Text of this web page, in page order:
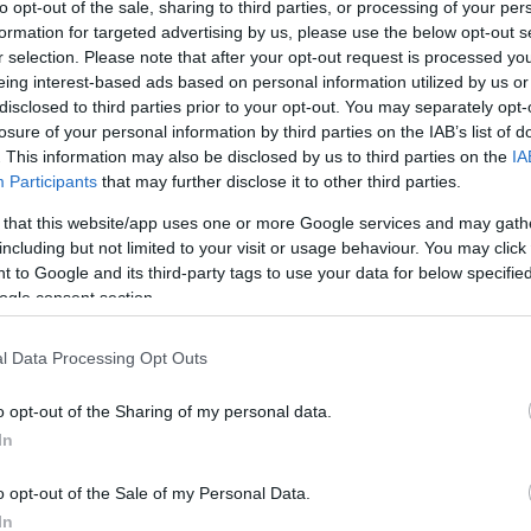
opt-out of the sale, sharing to third parties, or processing of your
for targeted advertising by us, please use the below opt-out
selection. Please note that after your opt-out request is processed
interest-based ads based on personal information utilized by us
to third parties prior to your opt-out. You may separately
of your personal information by third parties on the IAB’s list of
This information may also be disclosed by us to third parties on the
Participants that may further disclose it to other third parties.
that this website/app uses one or more Google services and may
but not limited to your visit or usage behaviour. You may
to Google and its third-party tags to use your data for below
consent section.
Data Processing Opt Outs
opt-out of the Sharing of my personal data.
opt-out of the Sale of my Personal Data.
Minisztérium (ITM) fogyasztóvédelemért felelős
hatóság a karácsonyhoz kapcsolódóan még
a családok, a vállalkozások védelme
ellenőrzéseken egyebek közt nézik a
e blokkot, illetve hiteles mérőeszközöket
ellenőriztek a fogyasztóvédelmi hatóságok, 35
üzletben végzett a hatóság próbavásárlást, 234
az internetes vásárlást is kiemelten figyelik, a
sikerült 13 százalékra csökkenteni. Az online
megfelelő tájékoztatást adott-e a
és boltokban egyaránt vizsgálják a